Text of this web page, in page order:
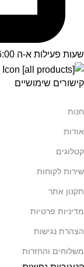
שעות פעילות א-ה 09:00-16:00
קישורים שימושיים
חנות
אודות
קטלוגים
שירות לקוחות
תקנון אתר
מדיניות פרטיות
הצהרת נגישות
משלוחים והחזרות